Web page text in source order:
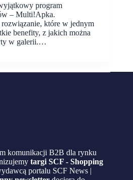
program
– Multi!Apka.
które w jednym
benefity, z jakich można
w galerii.…
komunikacji B2B dla rynku
targi SCF - Shopping
portalu SCF News |